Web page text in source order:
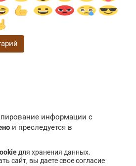
информации с
и преследуется в
для хранения данных.
сайт, вы даете свое согласие